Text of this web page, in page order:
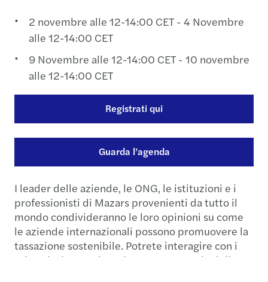
2 novembre alle 12-14:00 CET - 4 Novembre
alle 12-14:00 CET
9 Novembre alle 12-14:00 CET - 10 novembre
alle 12-14:00 CET
Registrati qui
Guarda l’agenda
I leader delle aziende, le ONG, le istituzioni e i
professionisti di Mazars provenienti da tutto il
mondo condivideranno le loro opinioni su come
le aziende internazionali possono promuovere la
tassazione sostenibile. Potrete interagire con i
relatori e i partecipanti attraverso sessioni di